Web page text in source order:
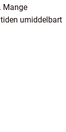
Mange
umiddelbart